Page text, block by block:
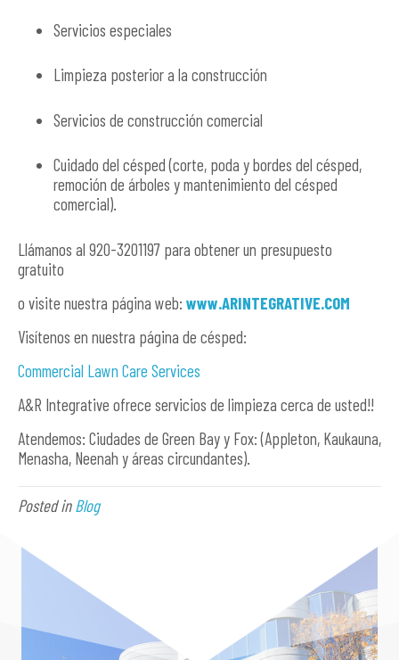
Servicios especiales
Limpieza posterior a la construcción
Servicios de construcción comercial
Cuidado del césped (corte, poda y bordes del césped,
remoción de árboles y mantenimiento del césped
comercial).
Llámanos al 920-3201197 para obtener un presupuesto
gratuito
o visite nuestra página web: www.ARINTEGRATIVE.COM
Visítenos en nuestra página de césped:
Commercial Lawn Care Services
A&R Integrative ofrece servicios de limpieza cerca de usted!!
Atendemos: Ciudades de Green Bay y Fox: (Appleton, Kaukauna,
Menasha, Neenah y áreas circundantes).
Posted inBlog